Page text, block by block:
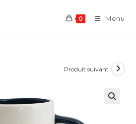
0 Menu
Produit suivant